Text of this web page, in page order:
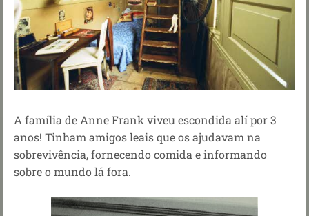
A família de Anne Frank viveu escondida alí por 3
anos! Tinham amigos leais que os ajudavam na
sobrevivência, fornecendo comida e informando
sobre o mundo lá fora.